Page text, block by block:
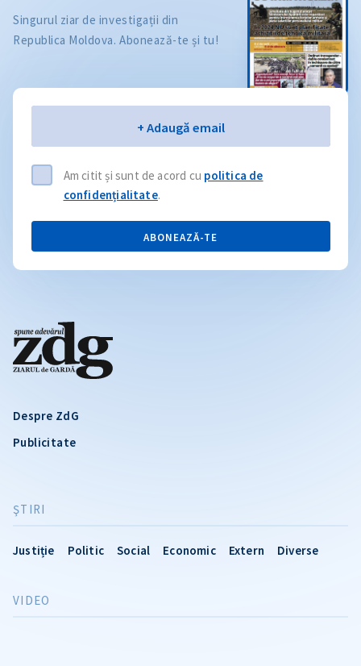
Despre ZdG
Publicitate
ŞTIRI
Justiție Politic Social Economic Extern Diverse
VIDEO
Singurul ziar de investigații din
Republica Moldova. Abonează-te și tu!
+ Adaugă email
Am citit și sunt de acord cu politica de
confidențialitate.
ABONEAZĂ-TE